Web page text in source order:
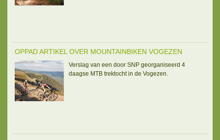
OPPAD ARTIKEL OVER MOUNTAINBIKEN VOGEZEN
Verslag van een door SNP georganiseerd 4
daagse MTB trektocht in de Vogezen.